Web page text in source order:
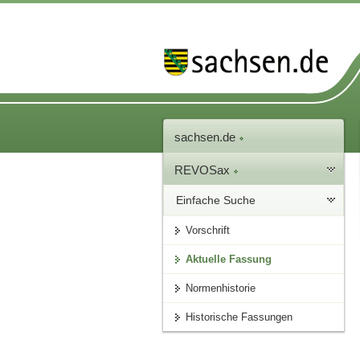
sachsen.de
REVOSax
Einfache Suche
Vorschrift
Aktuelle Fassung
Normenhistorie
Historische Fassungen